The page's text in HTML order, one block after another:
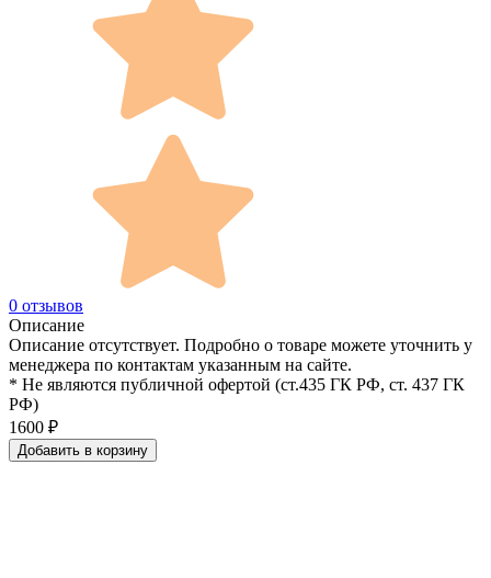
0 отзывов
Описание
Описание отсутствует. Подробно о товаре можете уточнить у
менеджера по контактам указанным на сайте.
* Не являются публичной офертой (ст.435 ГК РФ, cт. 437 ГК
РФ)
1600 ₽
Добавить в корзину